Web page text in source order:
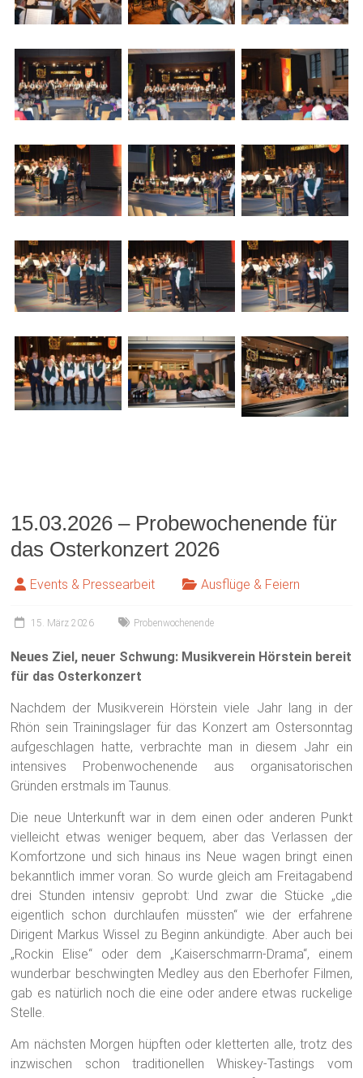
15.03.2026 – Probewochenende für
das Osterkonzert 2026
Events & Pressearbeit Ausflüge & Feiern
15. März 2026 Probenwochenende
Neues Ziel, neuer Schwung: Musikverein Hörstein bereit
für das Osterkonzert
Nachdem der Musikverein Hörstein viele Jahr lang in der
Rhön sein Trainingslager für das Konzert am Ostersonntag
aufgeschlagen hatte, verbrachte man in diesem Jahr ein
intensives Probenwochenende aus organisatorischen
Gründen erstmals im Taunus.
Die neue Unterkunft war in dem einen oder anderen Punkt
vielleicht etwas weniger bequem, aber das Verlassen der
Komfortzone und sich hinaus ins Neue wagen bringt einen
bekanntlich immer voran. So wurde gleich am Freitagabend
drei Stunden intensiv geprobt: Und zwar die Stücke „die
eigentlich schon durchlaufen müssten“ wie der erfahrene
Dirigent Markus Wissel zu Beginn ankündigte. Aber auch bei
„Rockin Elise“ oder dem „Kaiserschmarrn-Drama“, einem
wunderbar beschwingten Medley aus den Eberhofer Filmen,
gab es natürlich noch die eine oder andere etwas ruckelige
Stelle.
Am nächsten Morgen hüpften oder kletterten alle, trotz des
inzwischen schon traditionellen Whiskey-Tastings vom